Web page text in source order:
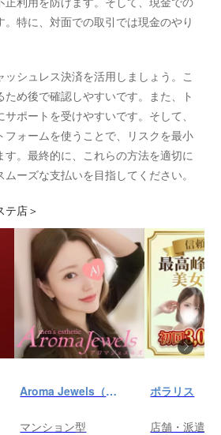
特に、対面での取引では現金のやり
シュレス決済を活用しましょう。こ
め後で確認しやすいです。また、ト
ポートを受けやすいです。そして、
フォームを使うことで、リスクを最小
す。最終的に、これらの方法を適切に
ーズな支払いを目指してください。
テ店＞
Aroma Jewels（アロマ ジュエルズ）秋葉原ルーム
マンション型
ポラリス
店舗・派遣